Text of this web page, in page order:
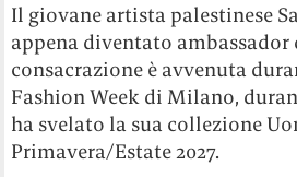
Il giovane artista palestinese
appena diventato ambassador
consacrazione è avvenuta
Fashion Week di Milano,
ha svelato la sua collezione
Primavera/Estate 2027.